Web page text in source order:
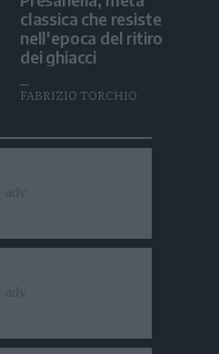
classica che resiste
nell'epoca del ritiro
dei ghiacci
FABRIZIO TORCHIO